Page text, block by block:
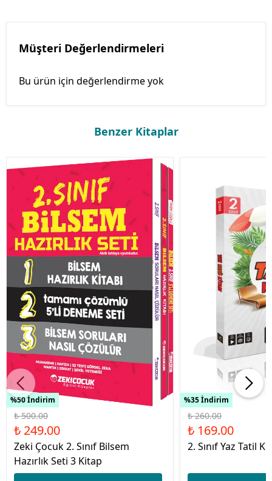
Müşteri Değerlendirmeleri
Bu ürün için değerlendirme yok
Benzer Kitaplar
%50 İndirim
₺ 500.00
₺ 249.00
Zeki Çocuk 2. Sınıf Bilsem
Hazırlık Seti 3 Kitap
%35 İndirim
₺ 260.00
₺ 169.00
2. Sınıf Yaz Tatil